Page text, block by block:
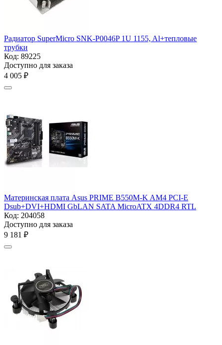
Радиатор SuperMicro SNK-P0046P 1U 1155, Al+тепловые
трубки
Код: 89225
Доступно для заказа
4 005 ₽
Материнская плата Asus PRIME B550M-K AM4 PCI-E
Dsub+DVI+HDMI GbLAN SATA MicroATX 4DDR4 RTL
Код: 204058
Доступно для заказа
9 181 ₽